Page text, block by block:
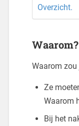
Overzicht.
Waarom?
Waarom
Ze
Waarom
Bij het